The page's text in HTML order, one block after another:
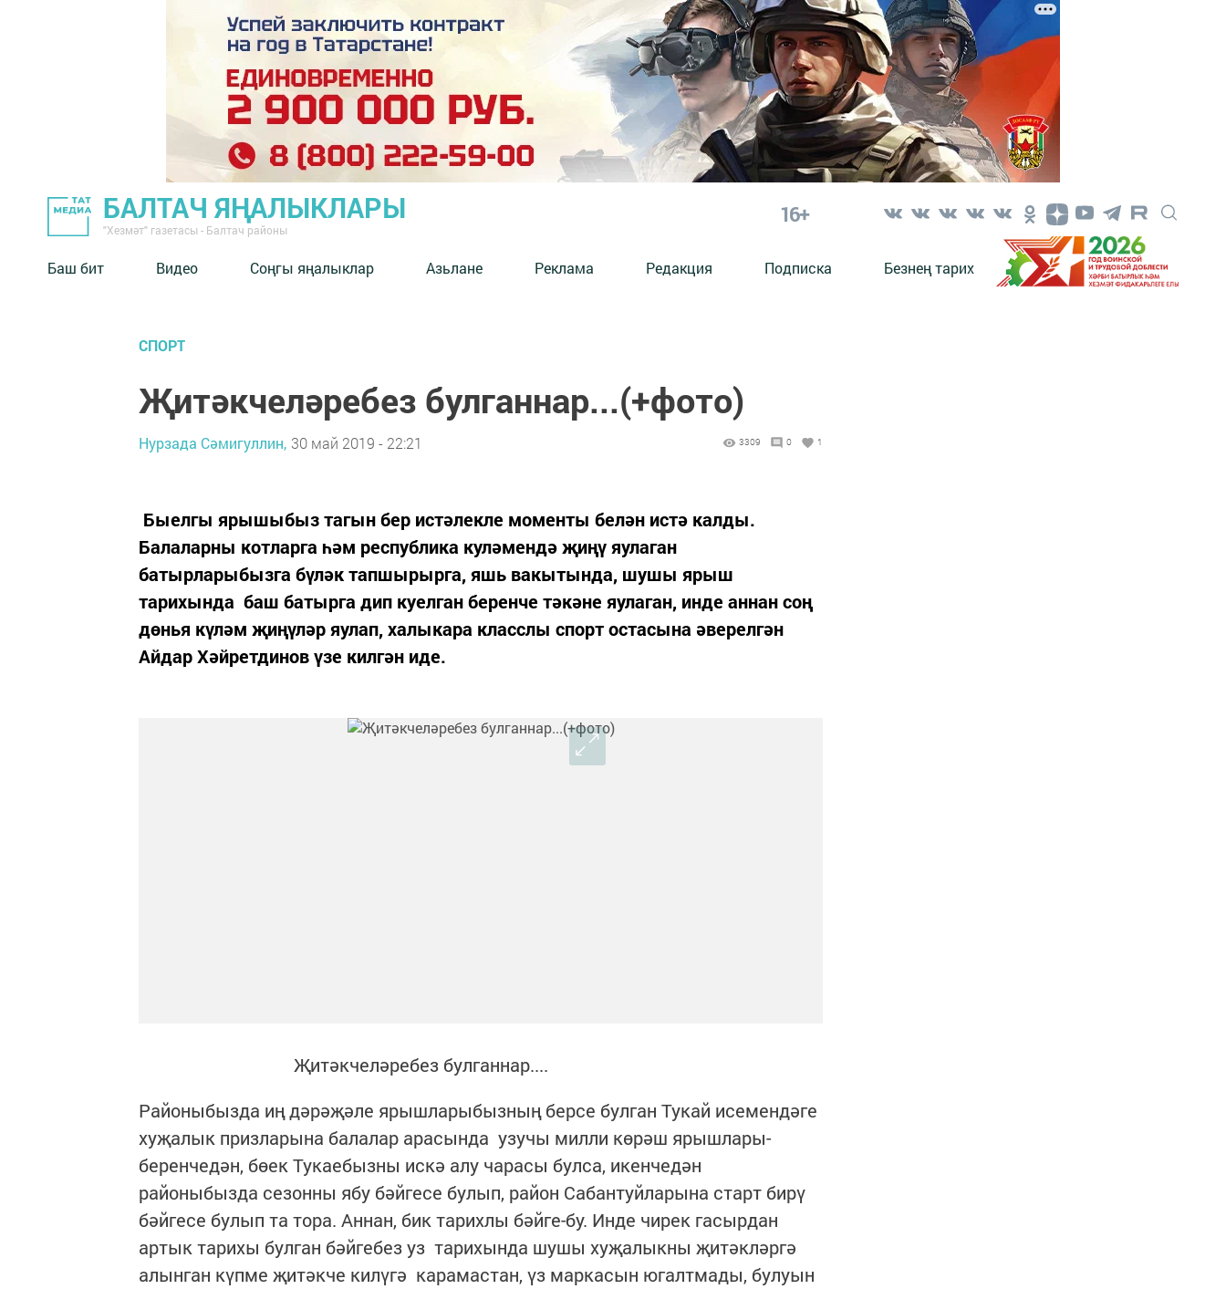
БАЛТАЧ ЯҢАЛЫКЛАРЫ
"Хезмәт" газетасы - Балтач районы
16+
Баш бит Видео Соңгы яңалыклар Азьлане Реклама Редакция Подписка Безнең тарих
СПОРТ
Җитәкчеләребез булганнар...(+фото)
Нурзада Сәмигуллин, 30 май 2019 - 22:21 3309 0 1
Быелгы ярышыбыз тагын бер истәлекле моменты белән истә калды.
Балаларны котларга һәм республика куләмендә җиңү яулаган
батырларыбызга бүләк тапшырырга, яшь вакытында, шушы ярыш
тарихында баш батырга дип куелган беренче тәкәне яулаган, инде аннан соң
дөнья күләм җиңүләр яулап, халыкара класслы спорт остасына әверелгән
Айдар Хәйретдинов үзе килгән иде.
Җитәкчеләребез булганнар....
Районыбызда иң дәрәҗәле ярышларыбызның берсе булган Тукай исемендәге
хуҗалык призларына балалар арасында узучы милли көрәш ярышлары-
беренчедән, бөек Тукаебызны искә алу чарасы булса, икенчедән
районыбызда сезонны ябу бәйгесе булып, район Сабантуйларына старт бирү
бәйгесе булып та тора. Аннан, бик тарихлы бәйге-бу. Инде чирек гасырдан
артык тарихы булган бәйгебез уз тарихында шушы хуҗалыкны җитәкләргә
алынган күпме җитәкче килүгә карамастан, үз маркасын югалтмады, булуын